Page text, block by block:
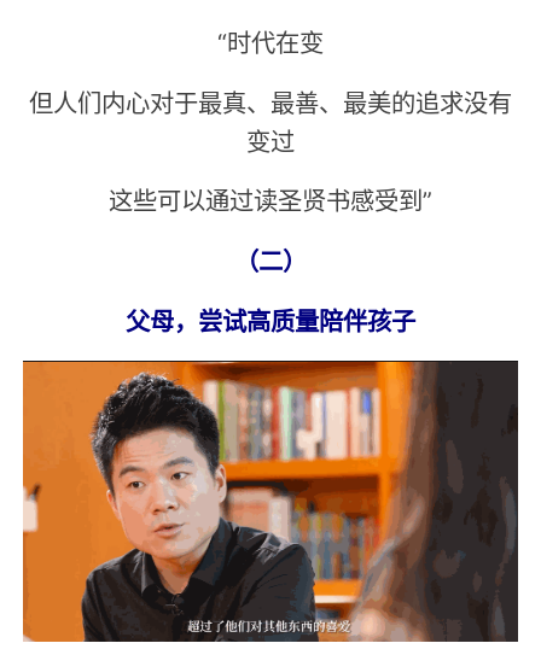
“时代在变
但人们内心对于最真、最善、最美的追求没有
变过
这些可以通过读圣贤书感受到”
（二）
父母，尝试高质量陪伴孩子